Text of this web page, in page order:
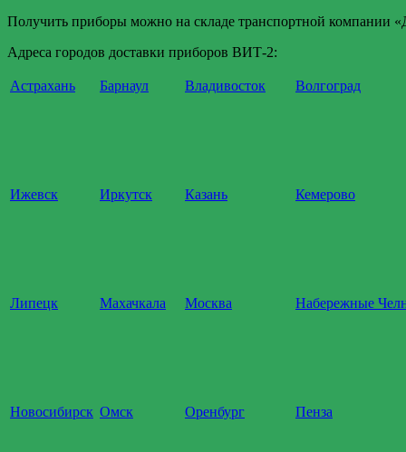
Получить приборы можно на складе транспортной компании
Адреса городов доставки приборов ВИТ-2:
Астрахань Барнаул Владивосток Волгоград
Ижевск Иркутск Казань Кемерово
Липецк Махачкала Москва Набережные
Новосибирск Омск Оренбург Пенза